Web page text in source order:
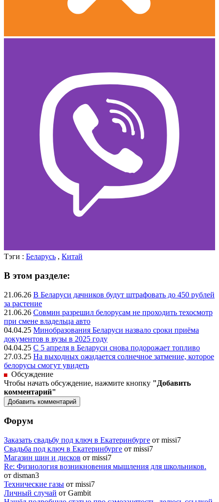
Тэги : Беларусь , Китай
В этом разделе:
21.06.26 В Беларуси дачников будут штрафовать до 450 рублей
за растение
21.06.26 Совмин разрешил белорусам не проходить техосмотр
при смене владельца авто
04.04.25 Минобразования Беларуси назвало сроки приёма
документов в вузы в 2025 году
04.04.25 С 5 апреля в Беларуси снова подорожает топливо
27.03.25 На выходных ожидается солнечное затмение, которое
белорусы смогут увидеть
Обсуждение
Чтобы начать обсуждение, нажмите кнопку "Добавить
комментарий"
Форум
Заказать свадьбу под ключ в Екатеринбурге от missi7
Cвадьба под ключ в Екатеринбурге от missi7
Магазин шин и дисков от missi7
Re: Физиология возникновения мышления для школьников.
от disman3
Технические газы от missi7
Личный случай от Gambit